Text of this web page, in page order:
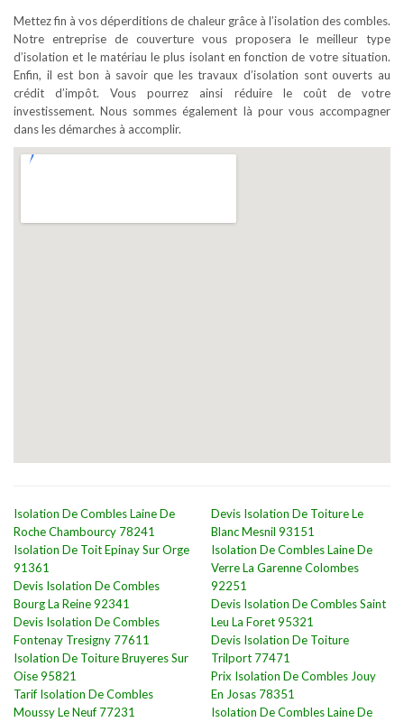
Mettez fin à vos déperditions de chaleur grâce à l’isolation des combles.
Notre entreprise de couverture vous proposera le meilleur type
d’isolation et le matériau le plus isolant en fonction de votre situation.
Enfin, il est bon à savoir que les travaux d’isolation sont ouverts au
crédit d’impôt. Vous pourrez ainsi réduire le coût de votre
investissement. Nous sommes également là pour vous accompagner
dans les démarches à accomplir.
Isolation De Combles Laine De
Roche Chambourcy 78241
Isolation De Toit Epinay Sur Orge
91361
Devis Isolation De Combles
Bourg La Reine 92341
Devis Isolation De Combles
Fontenay Tresigny 77611
Isolation De Toiture Bruyeres Sur
Oise 95821
Tarif Isolation De Combles
Moussy Le Neuf 77231
Devis Isolation De Toiture Le
Blanc Mesnil 93151
Isolation De Combles Laine De
Verre La Garenne Colombes
92251
Devis Isolation De Combles Saint
Leu La Foret 95321
Devis Isolation De Toiture
Trilport 77471
Prix Isolation De Combles Jouy
En Josas 78351
Isolation De Combles Laine De